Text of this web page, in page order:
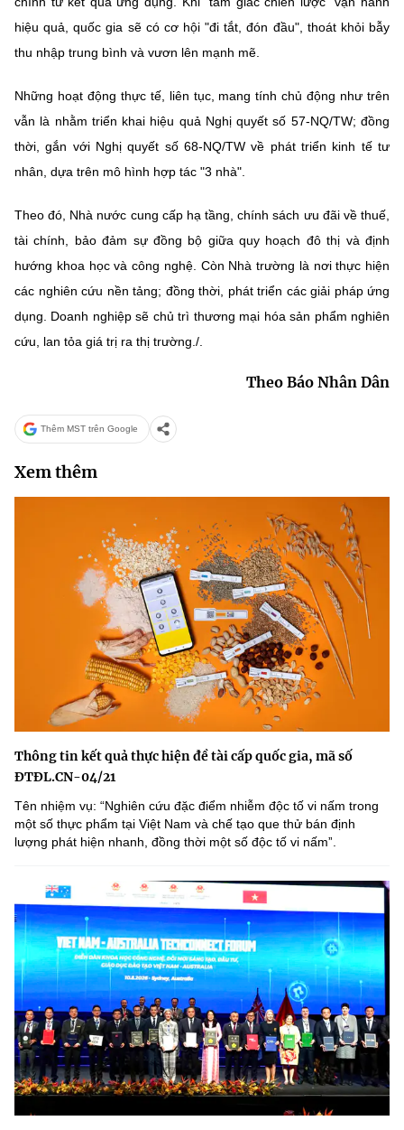
hiệu quả, quốc gia sẽ có cơ hội "đi tắt, đón đầu", thoát khỏi bẫy
thu nhập trung bình và vươn lên mạnh mẽ.
Những hoạt động thực tế, liên tục, mang tính chủ động như trên
vẫn là nhằm triển khai hiệu quả Nghị quyết số 57-NQ/TW; đồng
thời, gắn với Nghị quyết số 68-NQ/TW về phát triển kinh tế tư
nhân, dựa trên mô hình hợp tác "3 nhà".
Theo đó, Nhà nước cung cấp hạ tầng, chính sách ưu đãi về thuế,
tài chính, bảo đảm sự đồng bộ giữa quy hoạch đô thị và định
hướng khoa học và công nghệ. Còn Nhà trường là nơi thực hiện
các nghiên cứu nền tảng; đồng thời, phát triển các giải pháp ứng
dụng. Doanh nghiệp sẽ chủ trì thương mại hóa sản phẩm nghiên
cứu, lan tỏa giá trị ra thị trường./.
Theo Báo Nhân Dân
Thêm MST trên Google
Xem thêm
Thông tin kết quả thực hiện đề tài cấp quốc gia, mã số
ĐTĐL.CN-04/21
Tên nhiệm vụ: “Nghiên cứu đặc điểm nhiễm độc tố vi nấm trong
một số thực phẩm tại Việt Nam và chế tạo que thử bán định
lượng phát hiện nhanh, đồng thời một số độc tố vi nấmˮ.